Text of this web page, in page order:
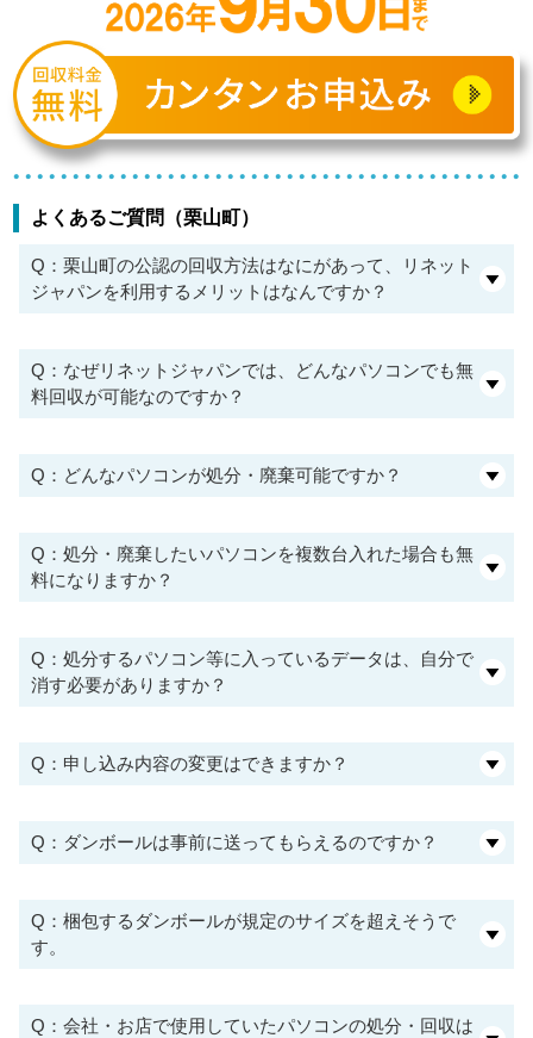
よくあるご質問（栗山町）
Q：栗山町の公認の回収方法はなにがあって、リネット
ジャパンを利用するメリットはなんですか？
Q：なぜリネットジャパンでは、どんなパソコンでも無
料回収が可能なのですか？
Q：どんなパソコンが処分・廃棄可能ですか？
Q：処分・廃棄したいパソコンを複数台入れた場合も無
料になりますか？
Q：処分するパソコン等に入っているデータは、自分で
消す必要がありますか？
Q：申し込み内容の変更はできますか？
Q：ダンボールは事前に送ってもらえるのですか？
Q：梱包するダンボールが規定のサイズを超えそうで
す。
Q：会社・お店で使用していたパソコンの処分・回収は